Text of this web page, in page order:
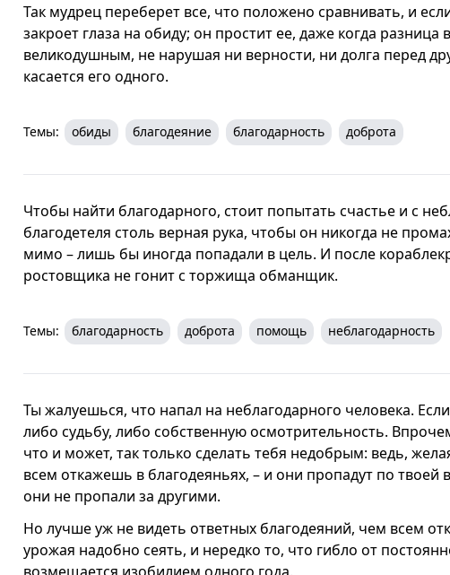
Так мудрец переберет все, что положено сравнивать, и
закроет глаза на обиду; он простит ее, даже когда
великодушным, не нарушая ни верности, ни долга перед
касается его одного.
Темы: обиды благодеяние благодарность доброта
Чтобы найти благодарного, стоит попытать счастье и с
благодетеля столь верная рука, чтобы он никогда не
мимо – лишь бы иногда попадали в цель. И после
ростовщика не гонит с торжища обманщик.
Темы: благодарность доброта помощь неблагодарность
Ты жалуешься, что напал на неблагодарного человека.
либо судьбу, либо собственную осмотрительность.
что и может, так только сделать тебя недобрым: ведь,
всем откажешь в благодеяньях, – и они пропадут по твоей
они не пропали за другими.
Но лучше уж не видеть ответных благодеяний, чем всем
урожая надобно сеять, и нередко то, что гибло от
возмещается изобилием одного года.